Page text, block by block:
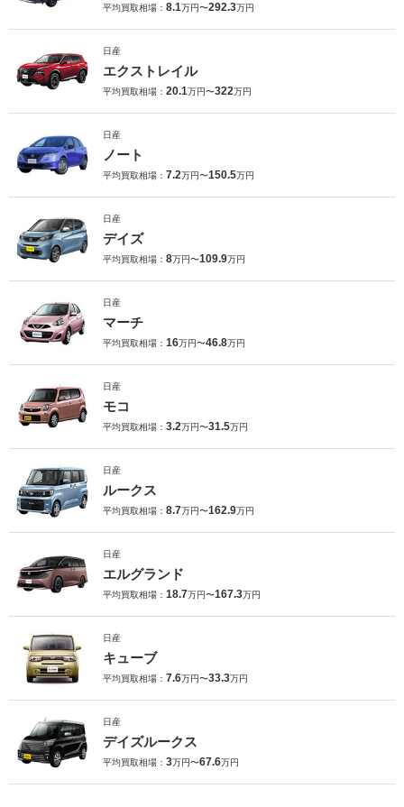
平均買取相場： 8.1万円〜292.3万円
日産
エクストレイル
平均買取相場： 20.1万円〜322万円
日産
ノート
平均買取相場： 7.2万円〜150.5万円
日産
デイズ
平均買取相場： 8万円〜109.9万円
日産
マーチ
平均買取相場： 16万円〜46.8万円
日産
モコ
平均買取相場： 3.2万円〜31.5万円
日産
ルークス
平均買取相場： 8.7万円〜162.9万円
日産
エルグランド
平均買取相場： 18.7万円〜167.3万円
日産
キューブ
平均買取相場： 7.6万円〜33.3万円
日産
デイズルークス
平均買取相場： 3万円〜67.6万円